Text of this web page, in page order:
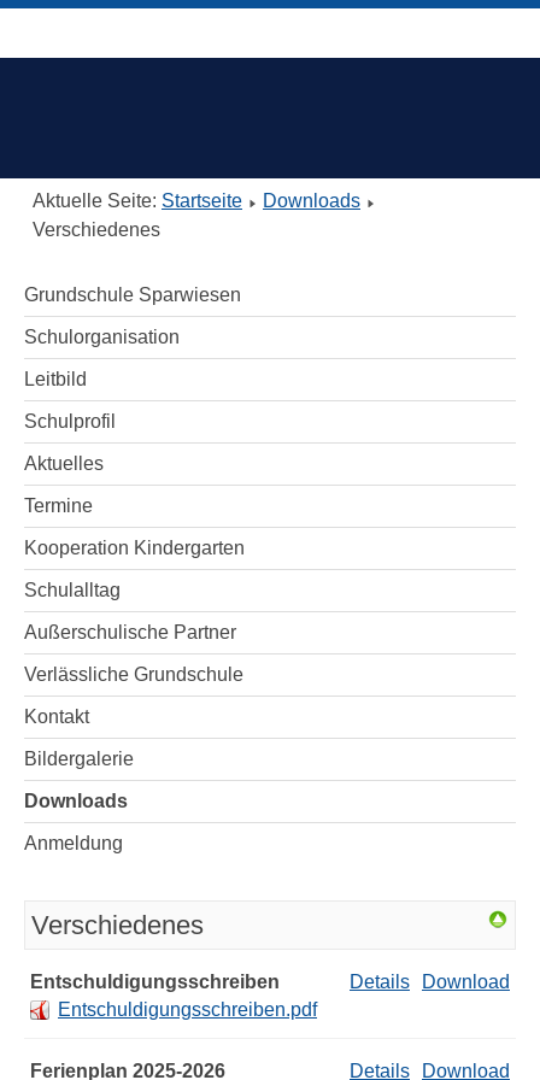
Aktuelle Seite: Startseite
Downloads
Verschiedenes
Grundschule Sparwiesen
Schulorganisation
Leitbild
Schulprofil
Aktuelles
Termine
Kooperation Kindergarten
Schulalltag
Außerschulische Partner
Verlässliche Grundschule
Kontakt
Bildergalerie
Downloads
Anmeldung
Verschiedenes
Entschuldigungsschreiben
Entschuldigungsschreiben.pdf
Download
Details
Ferienplan 2025-2026 Download
Details